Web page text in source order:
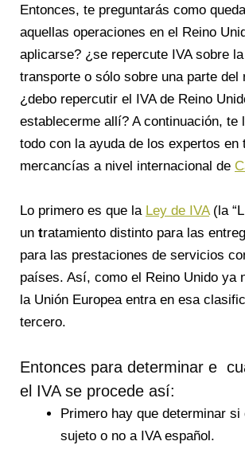
Entonces, te preguntarás como
aquellas operaciones en el Reino
aplicarse? ¿se repercute IVA sobre la
transporte o sólo sobre una parte del
¿debo repercutir el IVA de Reino
establecerme allí? A continuación, te
todo con la ayuda de los expertos en
mercancías a nivel internacional de
Lo primero es que la Ley de IVA(la
un tratamiento distinto para las
para las prestaciones de servicios
países. Así, como el Reino Unido ya
la Unión Europea entra en esa
tercero.
Entonces para determinar e
el IVA se procede así:
Primero hay que determinar
sujeto o no a IVA español.